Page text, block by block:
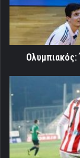
του
League
Ολυμπιακός:
στον
Πανθρακικό
[Video]